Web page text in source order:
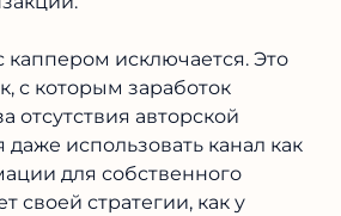
каппером исключается. Это
с которым заработок
отсутствия авторской
даже использовать канал как
для собственного
своей стратегии, как у